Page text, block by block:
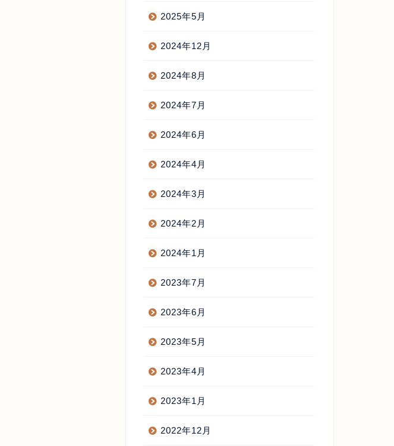
2025年5月
2024年12月
2024年8月
2024年7月
2024年6月
2024年4月
2024年3月
2024年2月
2024年1月
2023年7月
2023年6月
2023年5月
2023年4月
2023年1月
2022年12月